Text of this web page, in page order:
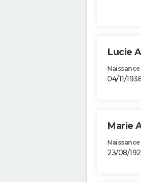
Lucie
Naissance
04/11/
Marie
Naissance
23/08/